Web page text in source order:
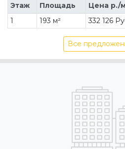
Этаж Площадь Цена р./
1
193 м² 332 126
Все